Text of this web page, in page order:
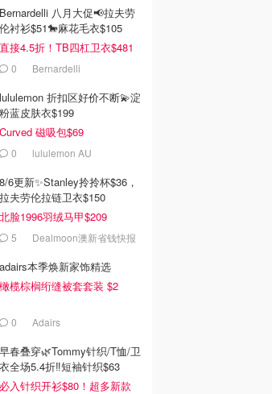
Bernardelli 八月大促📢拉夫劳
伦衬衫$51🐎麻花毛衣$105
直接4.5折！TB四杠卫衣$481
0 Bernardelli
lululemon 折扣区好价不断💫淀
粉蓝皮肤衣$199
Curved 磁吸包$69
0 lululemon AU
8/6更新✨Stanley拎拎杯$36，
拉夫劳伦拉链卫衣$150
北脸1996羽绒马甲$209
5 Dealmoon澳新省钱快报
adairs本季焕新家饰精选
橄榄棕榈绗缝被套套装 $2
0 Adairs
早春叠穿🌿Tommy针织/T恤/卫
衣全场5.4折‼️短袖针织$63
必入针织开衫$80！超多新款